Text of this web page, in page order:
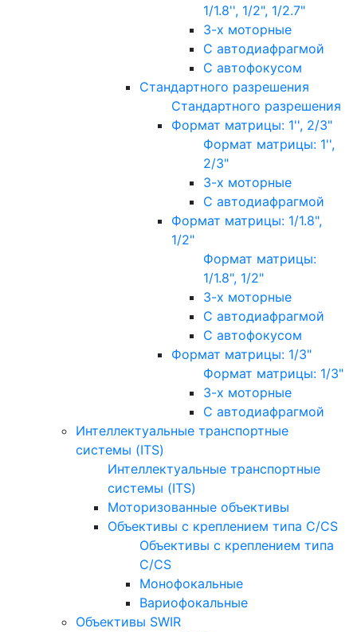
1/1.8'', 1/2", 1/2.7"
3-х моторные
С автодиафрагмой
С автофокусом
Стандартного разрешения
Стандартного разрешения
Формат матрицы: 1'', 2/3"
Формат матрицы: 1'',
2/3"
3-х моторные
С автодиафрагмой
Формат матрицы: 1/1.8",
1/2"
Формат матрицы:
1/1.8", 1/2"
3-х моторные
С автодиафрагмой
С автофокусом
Формат матрицы: 1/3"
Формат матрицы: 1/3"
3-х моторные
С автодиафрагмой
Интеллектуальные транспортные
системы (ITS)
Интеллектуальные транспортные
системы (ITS)
Моторизованные объективы
Объективы с креплением типа C/CS
Объективы с креплением типа
C/CS
Монофокальные
Вариофокальные
Объективы SWIR